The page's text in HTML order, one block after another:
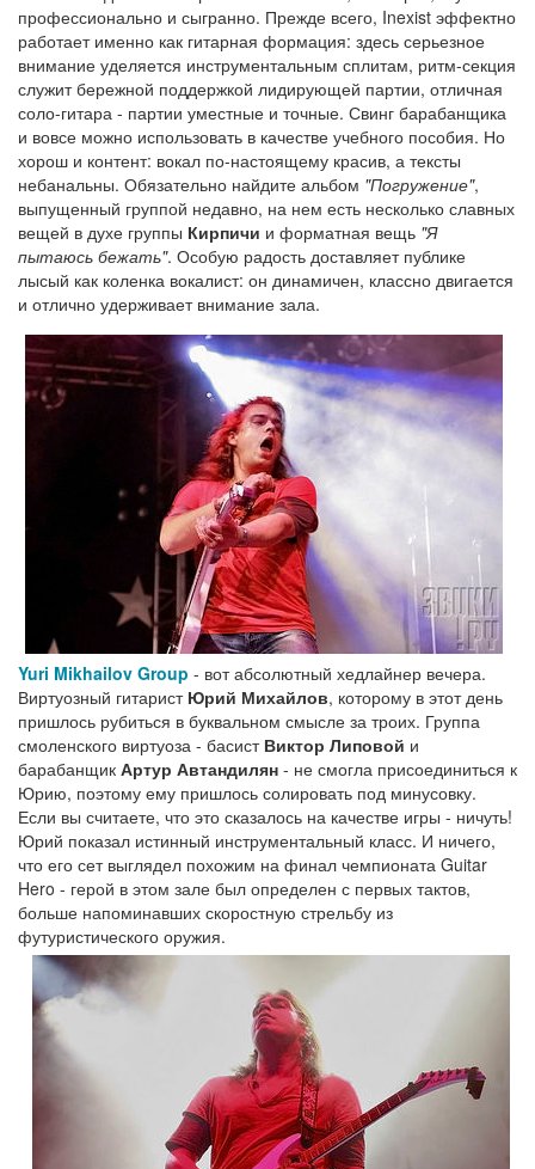
профессионально и сыгранно. Прежде всего, Inexist эффектно
работает именно как гитарная формация: здесь серьезное
внимание уделяется инструментальным сплитам, ритм-секция
служит бережной поддержкой лидирующей партии, отличная
соло-гитара - партии уместные и точные. Свинг барабанщика
и вовсе можно использовать в качестве учебного пособия. Но
хорош и контент: вокал по-настоящему красив, а тексты
небанальны. Обязательно найдите альбом "Погружение",
выпущенный группой недавно, на нем есть несколько славных
вещей в духе группы Кирпичи и форматная вещь "Я
пытаюсь бежать". Особую радость доставляет публике
лысый как коленка вокалист: он динамичен, классно двигается
и отлично удерживает внимание зала.
Yuri Mikhailov Group - вот абсолютный хедлайнер вечера.
Виртуозный гитарист Юрий Михайлов, которому в этот день
пришлось рубиться в буквальном смысле за троих. Группа
смоленского виртуоза - басист Виктор Липовой и
барабанщик Артур Автандилян - не смогла присоединиться к
Юрию, поэтому ему пришлось солировать под минусовку.
Если вы считаете, что это сказалось на качестве игры - ничуть!
Юрий показал истинный инструментальный класс. И ничего,
что его сет выглядел похожим на финал чемпионата Guitar
Hero - герой в этом зале был определен с первых тактов,
больше напоминавших скоростную стрельбу из
футуристического оружия.